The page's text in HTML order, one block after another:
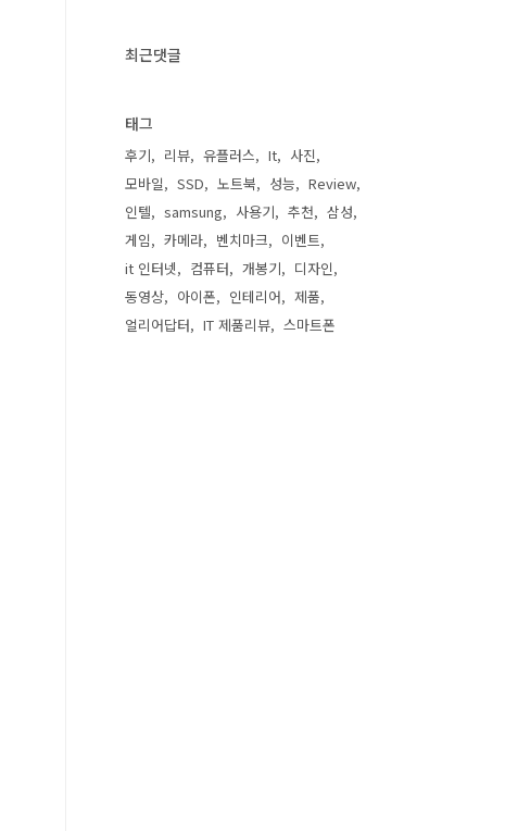
최근댓글
태그
후기 리뷰 유플러스 It
사진
모바일
SSD 노트북 성능
Review
인텔
samsung 사용기 추천
삼성
게임
카메라 벤치마크
이벤트
it 인터넷
컴퓨터 개봉기
디자인
동영상
아이폰 인테리어
제품
얼리어답터
IT 제품리뷰 스마트폰